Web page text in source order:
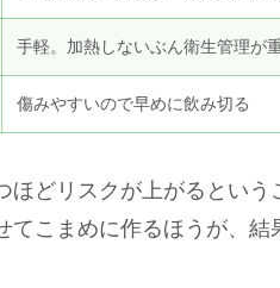
手軽。加熱しないぶん衛生管理が
傷みやすいので早めに飲み切る
どリスクが上がるという
こまめに作るほうが、結